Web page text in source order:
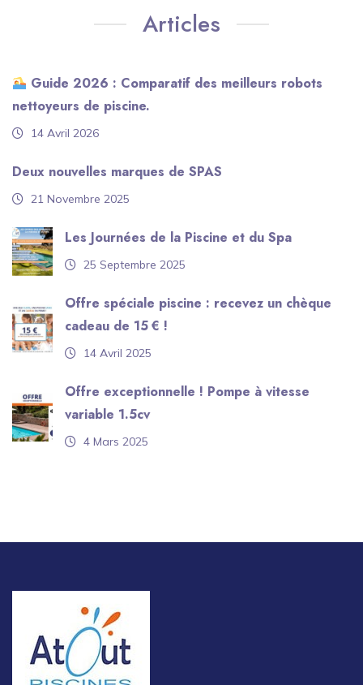
Articles
Guide 2026 : Comparatif des meilleurs robots
nettoyeurs de piscine.
14 Avril 2026
Deux nouvelles marques de SPAS
21 Novembre 2025
Les Journées de la Piscine et du Spa
25 Septembre 2025
Offre spéciale piscine : recevez un chèque
cadeau de 15 € !
14 Avril 2025
Offre exceptionnelle ! Pompe à vitesse
variable 1.5cv
4 Mars 2025